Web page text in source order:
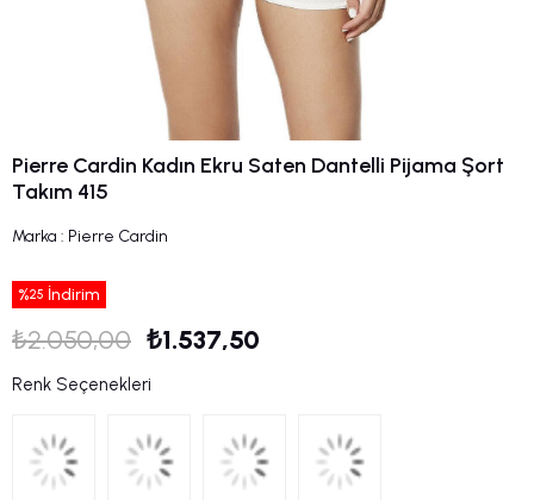
Pierre Cardin Kadın Ekru Saten Dantelli Pijama Şort
Takım 415
Marka : Pierre Cardin
%25 İndirim
₺2.050,00 ₺1.537,50
Renk Seçenekleri